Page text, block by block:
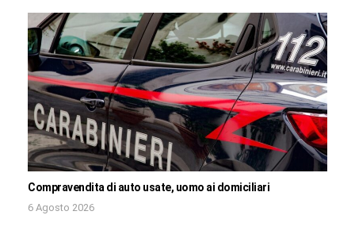
Compravendita di auto usate, uomo ai domiciliari
6 Agosto 2026